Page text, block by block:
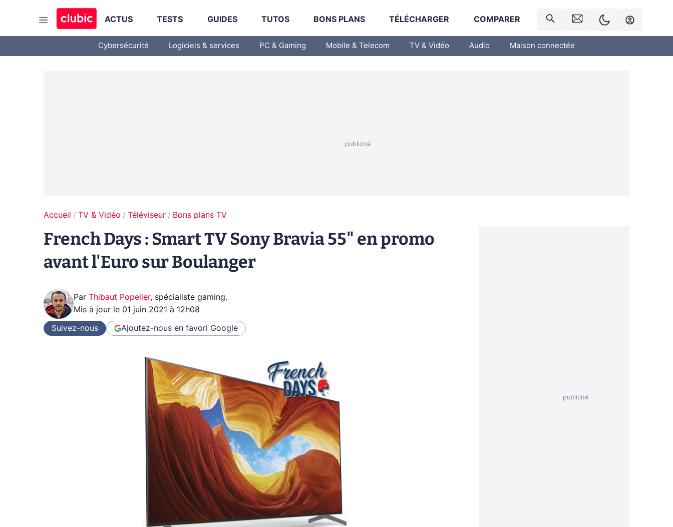
ACTUS TESTS GUIDES TUTOS BONS PLANS TÉLÉCHARGER COMPARER
Cybersécurité Logiciels & services PC & Gaming Mobile & Telecom TV & Vidéo Audio Maison connectée
Accueil TV & Vidéo Téléviseur Bons plans TV
French Days : Smart TV Sony Bravia 55" en promo
avant l'Euro sur Boulanger
Par Thibaut Popelier, spécialiste gaming.
Mis à jour le 01 juin 2021 à 12h08
Suivez-nous Ajoutez-nous en favori Google